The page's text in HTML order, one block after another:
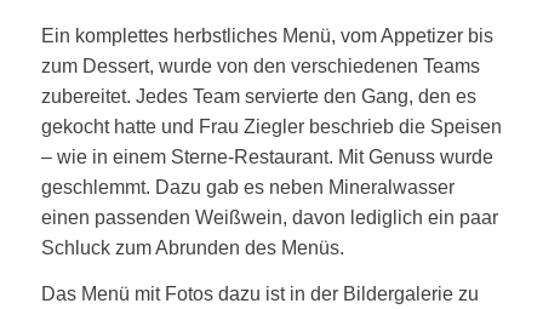
Ein komplettes herbstliches Menü, vom Appetizer bis
zum Dessert, wurde von den verschiedenen Teams
zubereitet. Jedes Team servierte den Gang, den es
gekocht hatte und Frau Ziegler beschrieb die Speisen
– wie in einem Sterne-Restaurant. Mit Genuss wurde
geschlemmt. Dazu gab es neben Mineralwasser
einen passenden Weißwein, davon lediglich ein paar
Schluck zum Abrunden des Menüs.
Das Menü mit Fotos dazu ist in der Bildergalerie zu